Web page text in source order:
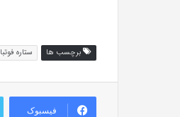
برچسب ها ستاره
فیسبوک